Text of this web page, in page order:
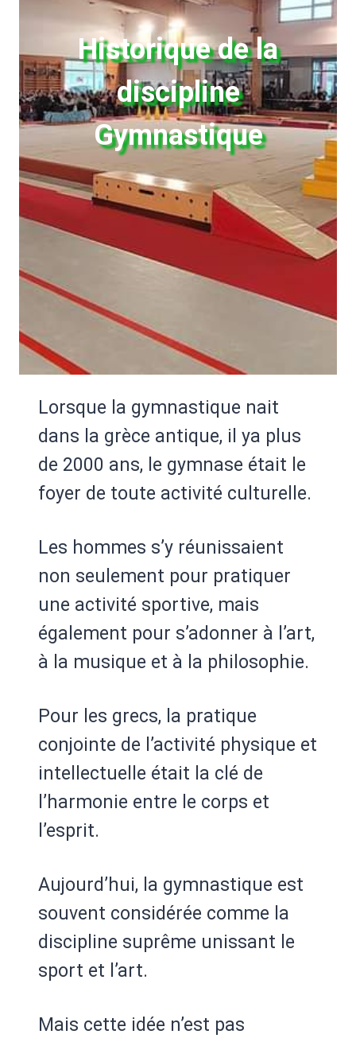
Historique de la
discipline
Gymnastique
Lorsque la gymnastique nait
dans la grèce antique, il ya plus
de 2000 ans, le gymnase était le
foyer de toute activité culturelle.
Les hommes s’y réunissaient
non seulement pour pratiquer
une activité sportive, mais
également pour s’adonner à l’art,
à la musique et à la philosophie.
Pour les grecs, la pratique
conjointe de l’activité physique et
intellectuelle était la clé de
l’harmonie entre le corps et
l’esprit.
Aujourd’hui, la gymnastique est
souvent considérée comme la
discipline suprême unissant le
sport et l’art.
Mais cette idée n’est pas